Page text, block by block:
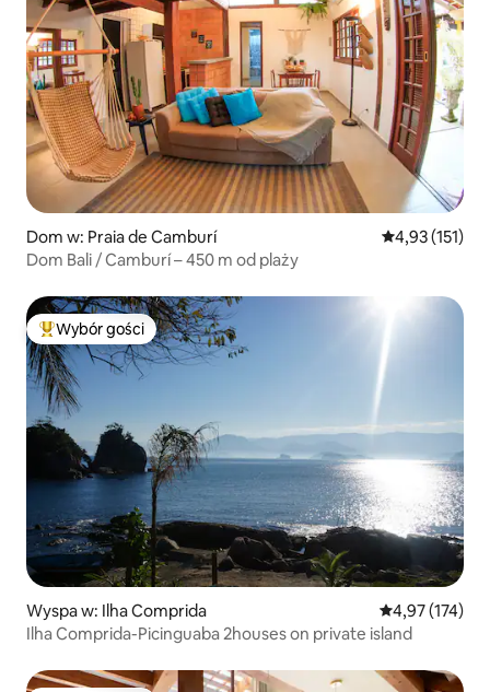
Dom w: Praia de Camburí Średnia
4,93 (151)
Dom Bali / Camburí – 450 m od plaży
Najpopularniejsze z kategorii Wybór gości
Wybór gości
Wyspa w: Ilha Comprida Średnia
4,97 (174)
Ilha Comprida-Picinguaba 2houses on private island